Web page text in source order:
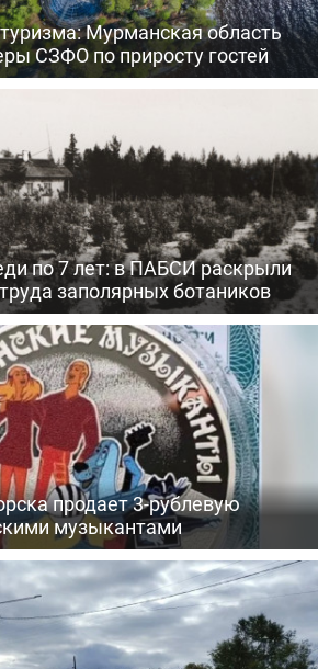
Мурманская область
СЗФО по приросту гостей
по 7 лет: в ПАБСИ раскрыли
заполярных ботаников
продает 3-рублевую
музыкантами